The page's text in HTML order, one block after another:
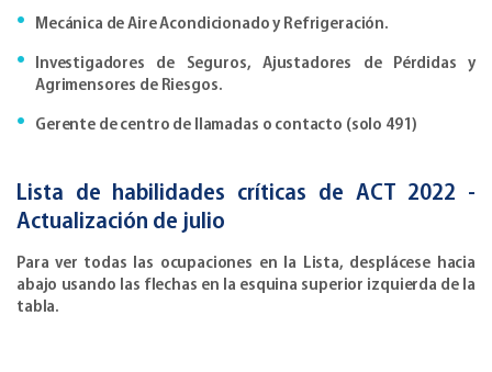
Mecánica de Aire Acondicionado y Refrigeración.
Investigadores de Seguros, Ajustadores de Pérdidas y
Agrimensores de Riesgos.
Gerente de centro de llamadas o contacto (solo 491)
Lista de habilidades críticas de ACT 2022 -
Actualización de julio
Para ver todas las ocupaciones en la Lista, desplácese hacia
abajo usando las flechas en la esquina superior izquierda de la
tabla.